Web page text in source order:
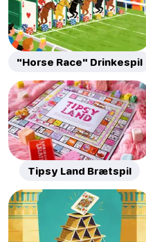
"Horse Race" Drinkespil
Tipsy Land Brætspil